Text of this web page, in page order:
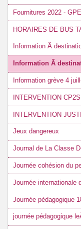
Fournitures 2022 - GPE
HORAIRES DE BUS
Information Ã
Information Ã
Information grève 4
INTERVENTION CP2S
INTERVENTION
Jeux dangereux
Journal de La Classe
Journée cohésion du
Journée internationale
Journée pédagogique
journée pédagogique